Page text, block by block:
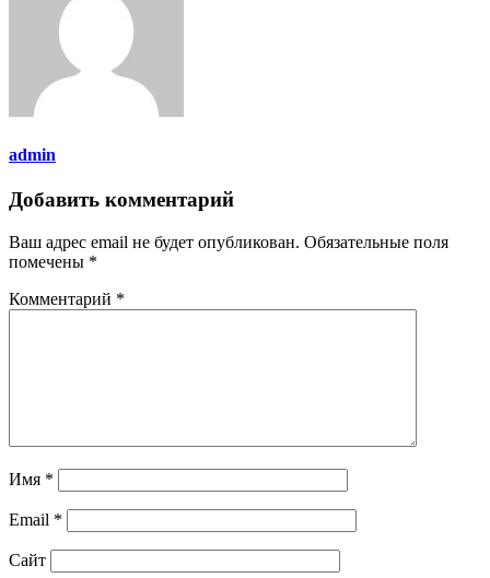
admin
Добавить комментарий
Ваш адрес email не будет опубликован. Обязательные поля
помечены *
Комментарий *
Имя *
Email *
Сайт